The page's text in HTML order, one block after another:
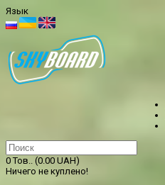
Язык
0 Тов.. (0.00 UAH)
Ничего не куплено!